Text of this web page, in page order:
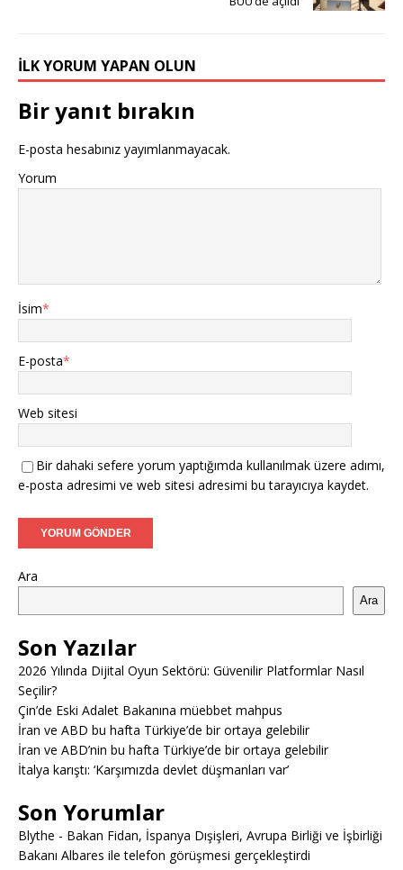
İLK YORUM YAPAN OLUN
Bir yanıt bırakın
E-posta hesabınız yayımlanmayacak.
Yorum
İsim*
E-posta*
Web sitesi
Bir dahaki sefere yorum yaptığımda kullanılmak üzere adımı,
e-posta adresimi ve web sitesi adresimi bu tarayıcıya kaydet.
Ara
Ara
Son Yazılar
2026 Yılında Dijital Oyun Sektörü: Güvenilir Platformlar Nasıl
Seçilir?
Çin’de Eski Adalet Bakanına müebbet mahpus
İran ve ABD bu hafta Türkiye’de bir ortaya gelebilir
İran ve ABD’nin bu hafta Türkiye’de bir ortaya gelebilir
İtalya karıştı: ‘Karşımızda devlet düşmanları var’
Son Yorumlar
Blythe - Bakan Fidan, İspanya Dışişleri, Avrupa Birliği ve İşbirliği
Bakanı Albares ile telefon görüşmesi gerçekleştirdi